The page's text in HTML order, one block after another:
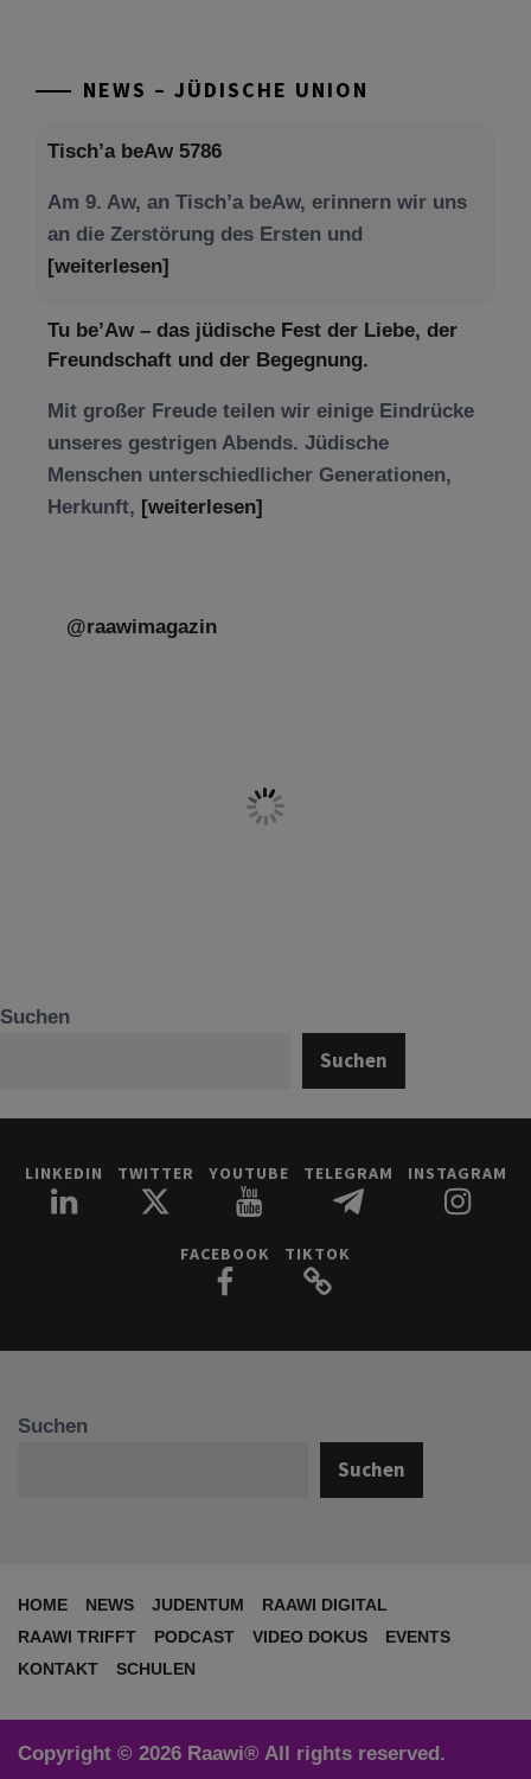
NEWS – JÜDISCHE UNION
Tisch’a beAw 5786
Am 9. Aw, an Tisch’a beAw, erinnern wir uns
an die Zerstörung des Ersten und
[weiterlesen]
Tu be’Aw – das jüdische Fest der Liebe, der
Freundschaft und der Begegnung.
Mit großer Freude teilen wir einige Eindrücke
unseres gestrigen Abends. Jüdische
Menschen unterschiedlicher Generationen,
Herkunft, [weiterlesen]
@raawimagazin
Suchen
Suchen
LINKEDIN TWITTER YOUTUBE TELEGRAM INSTAGRAM
FACEBOOK TIKTOK
Suchen
Suchen
HOME NEWS JUDENTUM
RAAWI DIGITAL
RAAWI TRIFFT
PODCAST VIDEO DOKUS
EVENTS
KONTAKT
SCHULEN
Copyright © 2026 Raawi® All rights reserved.